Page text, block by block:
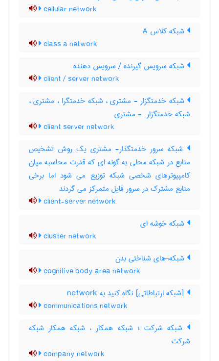
cellular network
شبکه کلاس A
class a network
شبکه سرویس گیرنده / سرویس دهنده
client / server network
شبکه خدمتگزار - مشتری ، شبکه خدمتگرا ، مشتری ،
شبکه خدمتگزار ‎ - مشتری
client server network
شبکه سرور خدمتگذار- مشتری یک روش تشخیص
منابع در شبکه محلی به گونه ای که قدرت محاسبه میان
کامپیوترهای شخصی شبکه توزیع می شود اما برخی
منابع مشترک در سرور فایل متمرکز می گردند
client-server network
شبکه خوشه ای
cluster network
شبکه¬های شناختی بدن
cognitive body area network
[شبکه ارتباطاتی] نگاه کنید به ‎ network
communications network
شبکه شرکت ؛ شبکه همکار ، شبکه همکار شبکه
شرکت
company network